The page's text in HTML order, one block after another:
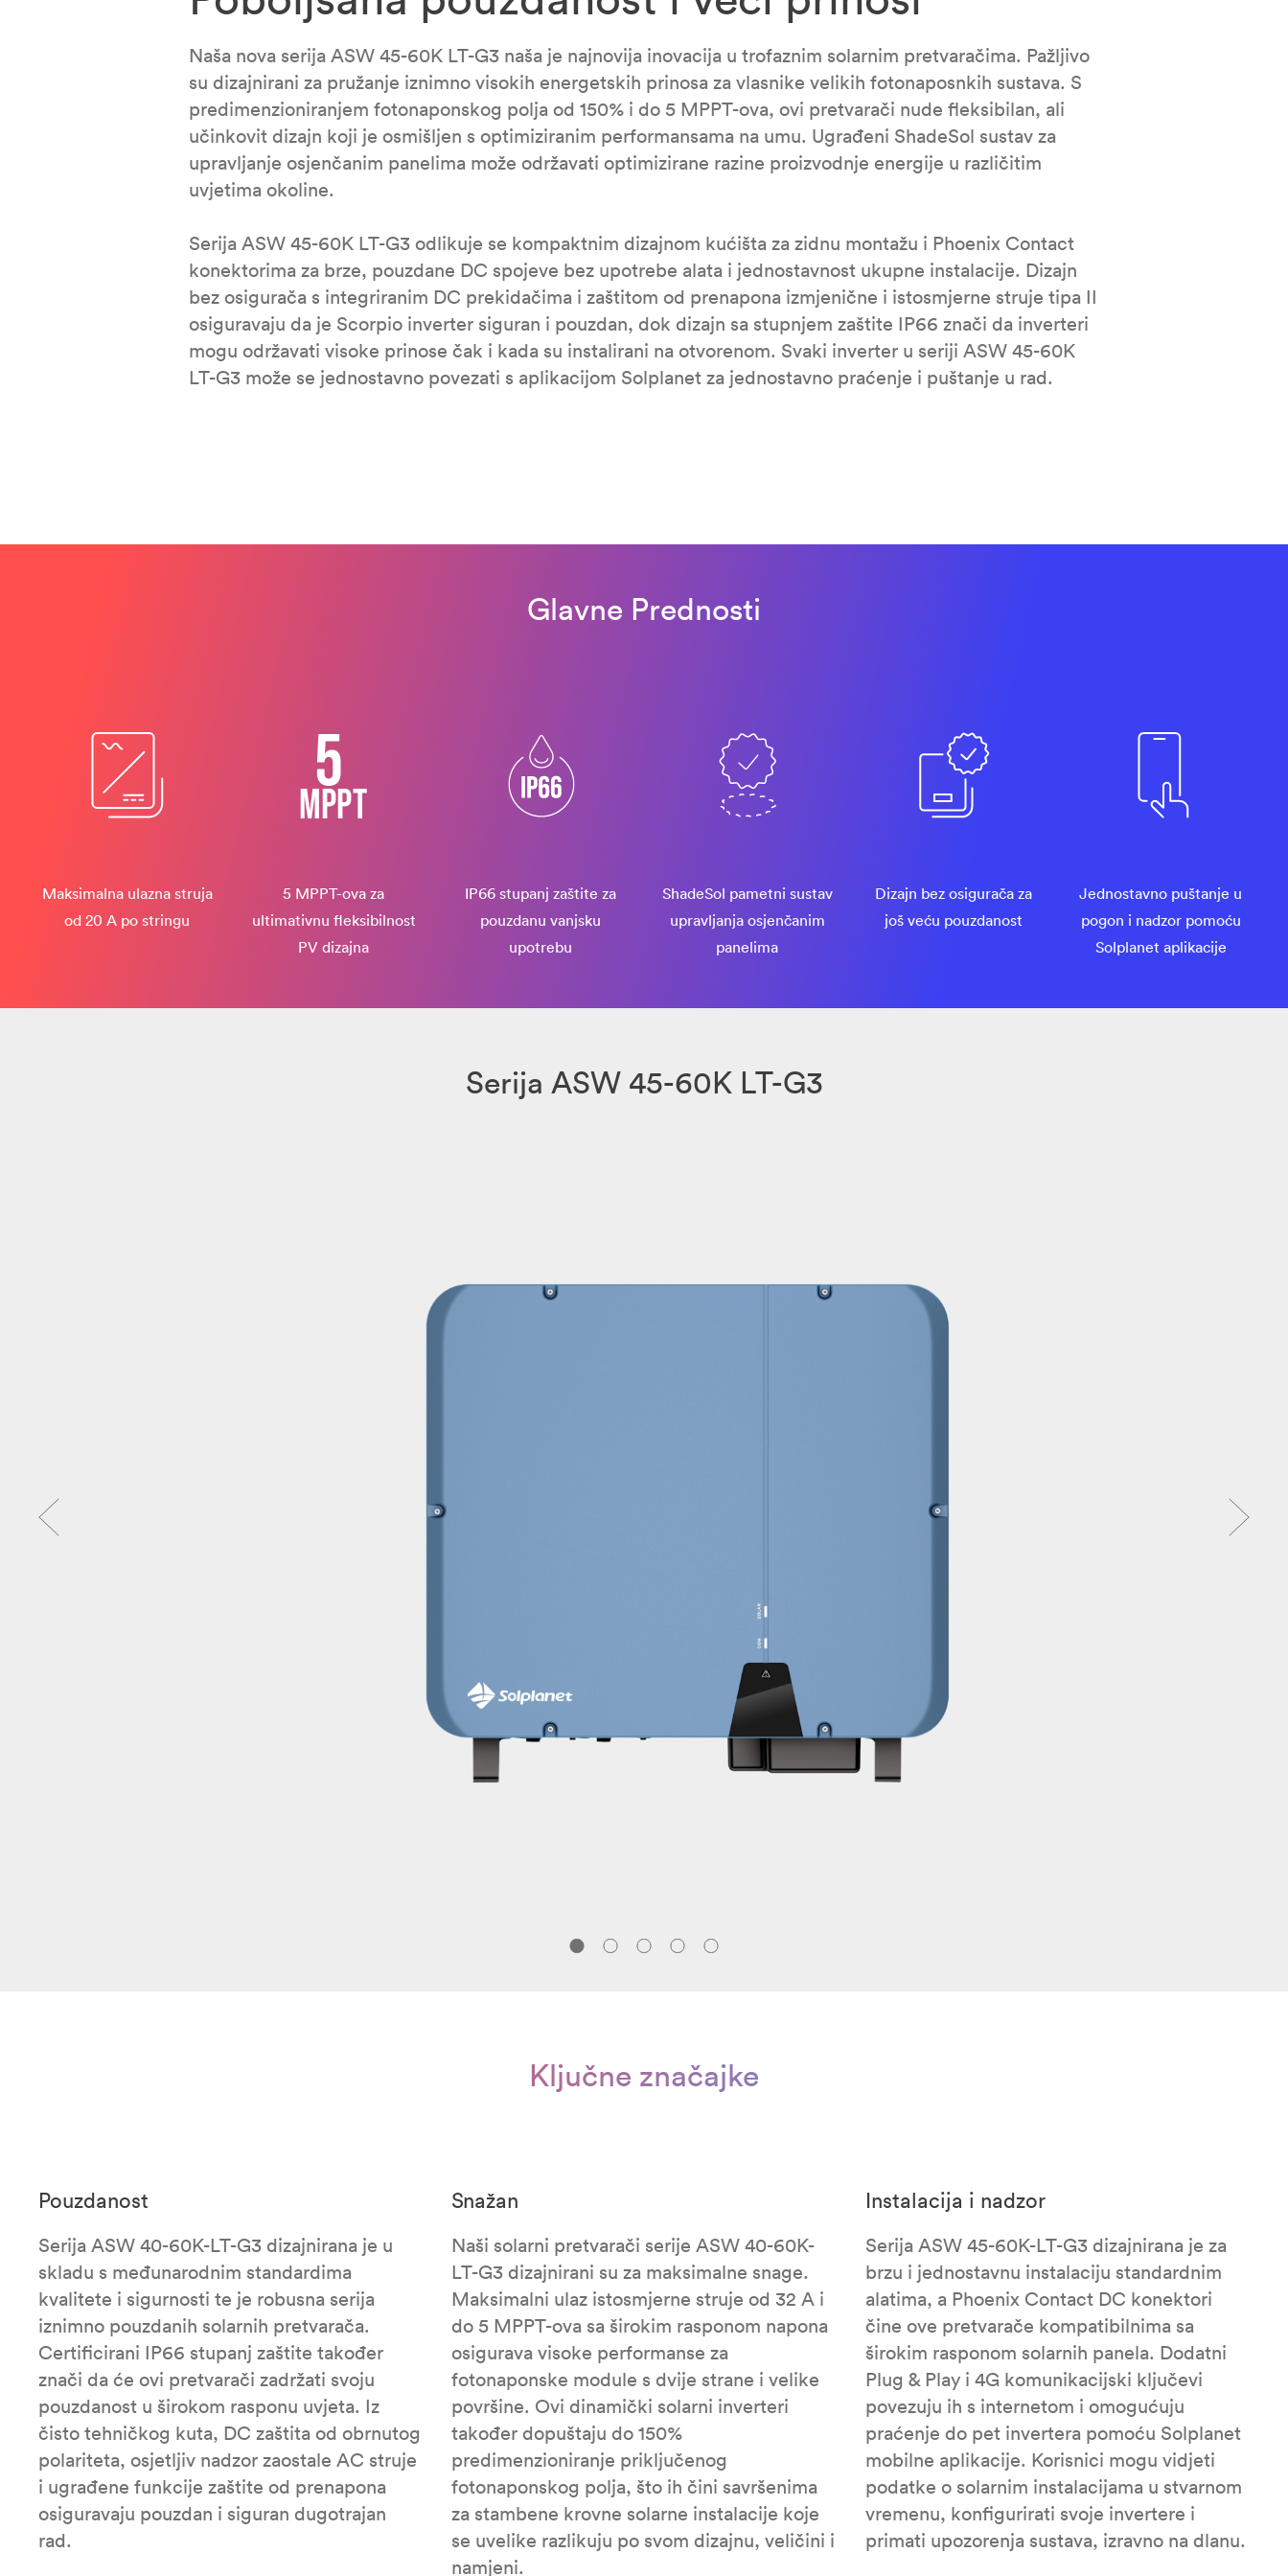
Naša nova serija ASW 45-60K LT-G3 naša je najnovija inovacija u trofaznim solarnim pretvaračima. Pažljivo
su dizajnirani za pružanje iznimno visokih energetskih prinosa za vlasnike velikih fotonaposnkih sustava. S
predimenzioniranjem fotonaponskog polja od 150% i do 5 MPPT-ova, ovi pretvarači nude fleksibilan, ali
učinkovit dizajn koji je osmišljen s optimiziranim performansama na umu. Ugrađeni ShadeSol sustav za
upravljanje osjenčanim panelima može održavati optimizirane razine proizvodnje energije u različitim
uvjetima okoline.
Serija ASW 45-60K LT-G3 odlikuje se kompaktnim dizajnom kućišta za zidnu montažu i Phoenix Contact
konektorima za brze, pouzdane DC spojeve bez upotrebe alata i jednostavnost ukupne instalacije. Dizajn
bez osigurača s integriranim DC prekidačima i zaštitom od prenapona izmjenične i istosmjerne struje tipa II
osiguravaju da je Scorpio inverter siguran i pouzdan, dok dizajn sa stupnjem zaštite IP66 znači da inverteri
mogu održavati visoke prinose čak i kada su instalirani na otvorenom. Svaki inverter u seriji ASW 45-60K
LT-G3 može se jednostavno povezati s aplikacijom Solplanet za jednostavno praćenje i puštanje u rad.
Glavne Prednosti
Maksimalna ulazna struja
od 20 A po stringu
5 MPPT-ova za
ultimativnu fleksibilnost
PV dizajna
IP66 stupanj zaštite za
pouzdanu vanjsku
upotrebu
ShadeSol pametni sustav
upravljanja osjenčanim
panelima
Dizajn bez osigurača za
još veću pouzdanost
Jednostavno puštanje u
pogon i nadzor pomoću
Solplanet aplikacije
Serija ASW 45-60K LT-G3
Ključne značajke
Pouzdanost
Serija ASW 40-60K-LT-G3 dizajnirana je u
skladu s međunarodnim standardima
kvalitete i sigurnosti te je robusna serija
iznimno pouzdanih solarnih pretvarača.
Certificirani IP66 stupanj zaštite također
znači da će ovi pretvarači zadržati svoju
pouzdanost u širokom rasponu uvjeta. Iz
čisto tehničkog kuta, DC zaštita od obrnutog
polariteta, osjetljiv nadzor zaostale AC struje
i ugrađene funkcije zaštite od prenapona
osiguravaju pouzdan i siguran dugotrajan
rad.
Snažan
Naši solarni pretvarači serije ASW 40-60K-
LT-G3 dizajnirani su za maksimalne snage.
Maksimalni ulaz istosmjerne struje od 32 A i
do 5 MPPT-ova sa širokim rasponom napona
osigurava visoke performanse za
fotonaponske module s dvije strane i velike
površine. Ovi dinamički solarni inverteri
također dopuštaju do 150%
predimenzioniranje priključenog
fotonaponskog polja, što ih čini savršenima
za stambene krovne solarne instalacije koje
se uvelike razlikuju po svom dizajnu, veličini i
namjeni.
Instalacija i nadzor
Serija ASW 45-60K-LT-G3 dizajnirana je za
brzu i jednostavnu instalaciju standardnim
alatima, a Phoenix Contact DC konektori
čine ove pretvarače kompatibilnima sa
širokim rasponom solarnih panela. Dodatni
Plug & Play i 4G komunikacijski ključevi
povezuju ih s internetom i omogućuju
praćenje do pet invertera pomoću Solplanet
mobilne aplikacije. Korisnici mogu vidjeti
podatke o solarnim instalacijama u stvarnom
vremenu, konfigurirati svoje invertere i
primati upozorenja sustava, izravno na dlanu.